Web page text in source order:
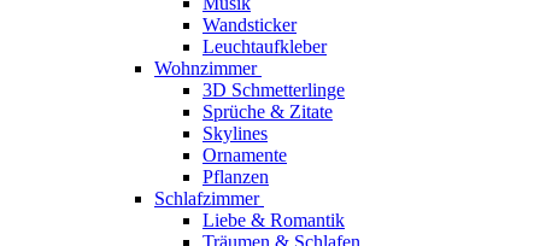
Wandsticker
Leuchtaufkleber
Wohnzimmer
3D Schmetterlinge
Sprüche & Zitate
Skylines
Ornamente
Pflanzen
Schlafzimmer
Liebe & Romantik
Träumen & Schlafen